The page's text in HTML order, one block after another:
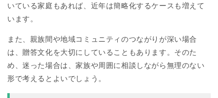
いている家庭もあれば、近年は簡略化するケースも増えて
います。
また、親族間や地域コミュニティのつながりが深い場合
は、贈答文化を大切にしていることもあります。そのた
め、迷った場合は、家族や周囲に相談しながら無理のない
形で考えるとよいでしょう。